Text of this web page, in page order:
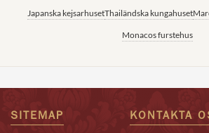
Japanska kejsarhusetThailändska kungahuset
Monacos furstehus
SITEMAP KONTAKTA